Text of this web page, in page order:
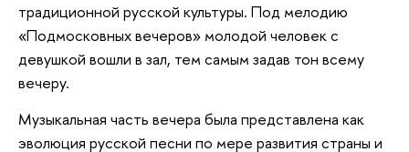
традиционной русской культуры. Под мелодию
«Подмосковных вечеров» молодой человек с
девушкой вошли в зал, тем самым задав тон всему
вечеру.
Музыкальная часть вечера была представлена как
эволюция русской песни по мере развития страны и